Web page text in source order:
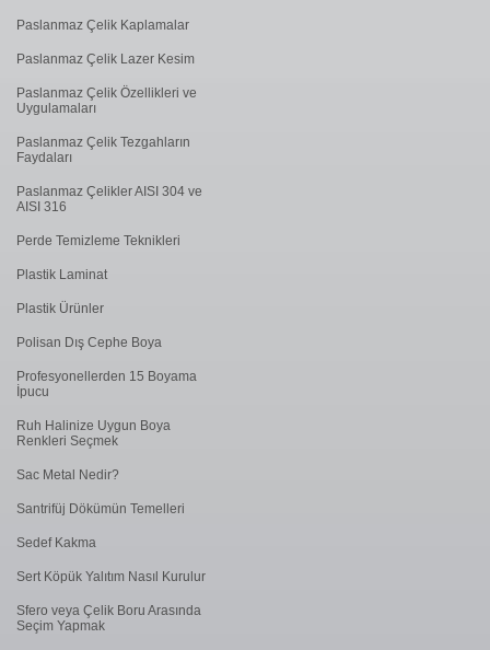
Paslanmaz Çelik Kaplamalar
Paslanmaz Çelik Lazer Kesim
Paslanmaz Çelik Özellikleri ve
Uygulamaları
Paslanmaz Çelik Tezgahların
Faydaları
Paslanmaz Çelikler AISI 304 ve
AISI 316
Perde Temizleme Teknikleri
Plastik Laminat
Plastik Ürünler
Polisan Dış Cephe Boya
Profesyonellerden 15 Boyama
İpucu
Ruh Halinize Uygun Boya
Renkleri Seçmek
Sac Metal Nedir?
Santrifüj Dökümün Temelleri
Sedef Kakma
Sert Köpük Yalıtım Nasıl Kurulur
Sfero veya Çelik Boru Arasında
Seçim Yapmak